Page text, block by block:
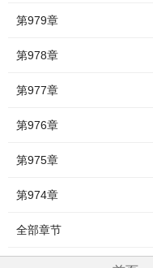
第979章
第978章
第977章
第976章
第975章
第974章
全部章节